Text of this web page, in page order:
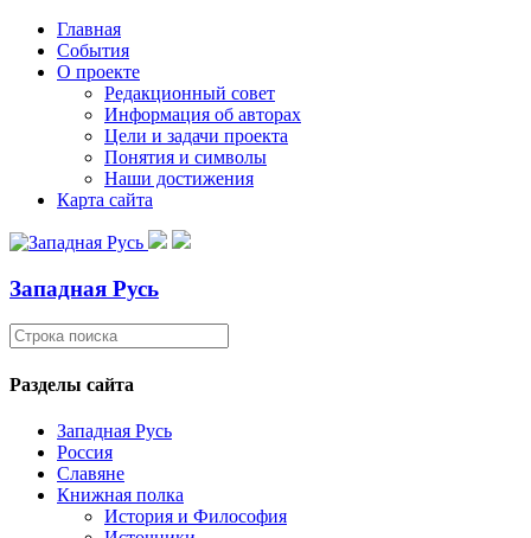
Главная
События
О проекте
Редакционный совет
Информация об авторах
Цели и задачи проекта
Понятия и символы
Наши достижения
Карта сайта
Западная Русь
Разделы сайта
Западная Русь
Россия
Славяне
Книжная полка
История и Философия